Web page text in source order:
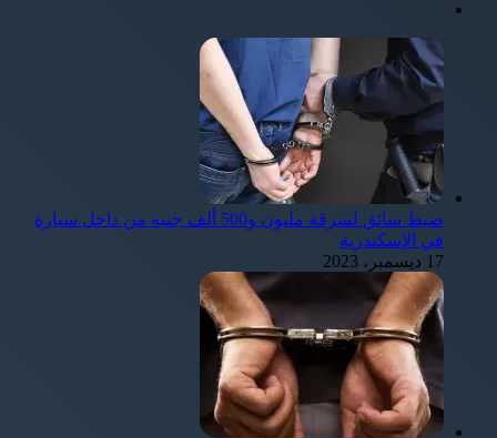
ضبط سائق لسرقة مليون و500 ألف جنيه من داخل سيارة
في الإسكندرية
17 ديسمبر، 2023